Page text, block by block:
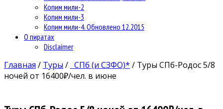
Копим мили-2
Копим мили-3
Копим мили-4. Обновлено 12.2015
О пиратах
Disclaimer
Главная / Туры / СПб (и СЗФО)* / Туры СПб-Родос 5/8
ночей от 16400₽/чел. в июне